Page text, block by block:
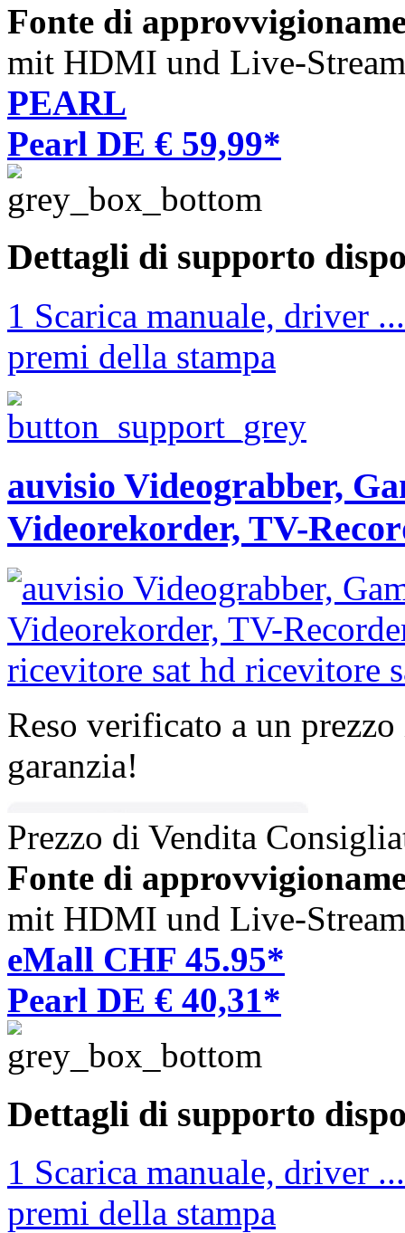
Fonte di
mit HDMI und Live-
PEARL
Pearl DE € 59,99*
Dettagli di supporto
1 Scarica manuale, driver ...
premi della stampa
auvisio Videograbber,
Videorekorder, TV-
Reso verificato a un
garanzia!
Prezzo di Vendita
Fonte di
mit HDMI und Live-
eMall CHF 45.95*
Pearl DE € 40,31*
Dettagli di supporto
1 Scarica manuale, driver ...
premi della stampa